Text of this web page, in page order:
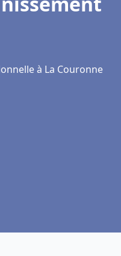
à La Couronne